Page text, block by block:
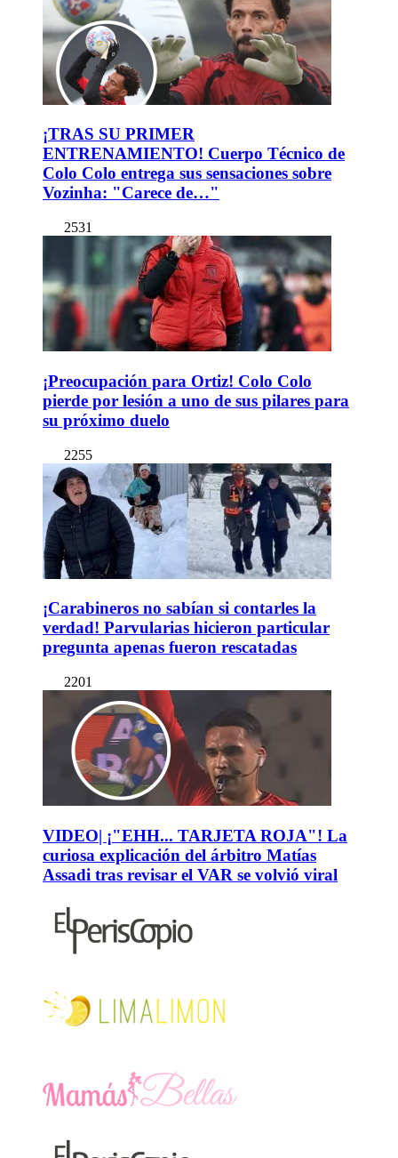
¡TRAS SU PRIMER
ENTRENAMIENTO! Cuerpo Técnico de
Colo Colo entrega sus sensaciones sobre
Vozinha: "Carece de…"
2531
¡Preocupación para Ortiz! Colo Colo
pierde por lesión a uno de sus pilares para
su próximo duelo
2255
¡Carabineros no sabían si contarles la
verdad! Parvularias hicieron particular
pregunta apenas fueron rescatadas
2201
VIDEO| ¡"EHH... TARJETA ROJA"! La
curiosa explicación del árbitro Matías
Assadi tras revisar el VAR se volvió viral